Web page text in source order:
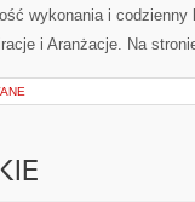
wykonania i
i Aranżacje. Na